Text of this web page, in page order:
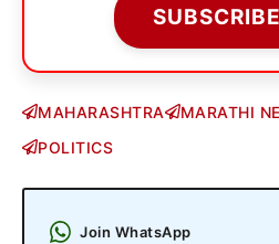
MAHARASHTRA MARATHI
POLITICS
Join WhatsApp